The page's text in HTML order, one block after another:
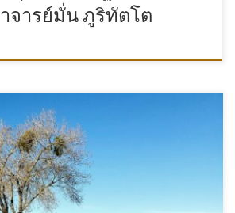
จารย์มั่น ภูริทัตโต